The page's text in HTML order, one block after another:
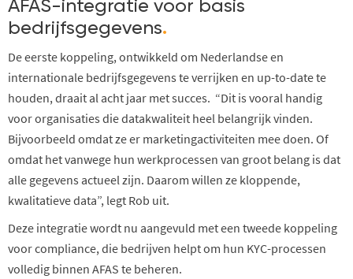
AFAS-integratie voor basis
bedrijfsgegevens.
De eerste koppeling, ontwikkeld om Nederlandse en
internationale bedrijfsgegevens te verrijken en up-to-date te
houden, draait al acht jaar met succes. “Dit is vooral handig
voor organisaties die datakwaliteit heel belangrijk vinden.
Bijvoorbeeld omdat ze er marketingactiviteiten mee doen. Of
omdat het vanwege hun werkprocessen van groot belang is dat
alle gegevens actueel zijn. Daarom willen ze kloppende,
kwalitatieve data”, legt Rob uit.
Deze integratie wordt nu aangevuld met een tweede koppeling
voor compliance, die bedrijven helpt om hun KYC-processen
volledig binnen AFAS te beheren.